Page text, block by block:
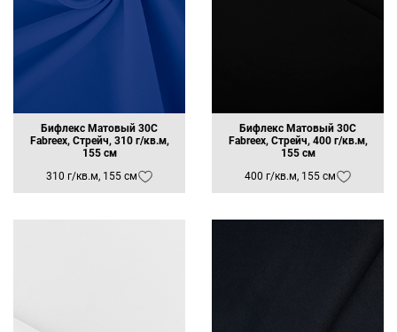
Бифлекс Матовый 30C
Fabreex, Стрейч, 310 г/кв.м,
155 см
310 г/кв.м, 155 см
Бифлекс Матовый 30C
Fabreex, Стрейч, 400 г/кв.м,
155 см
400 г/кв.м, 155 см